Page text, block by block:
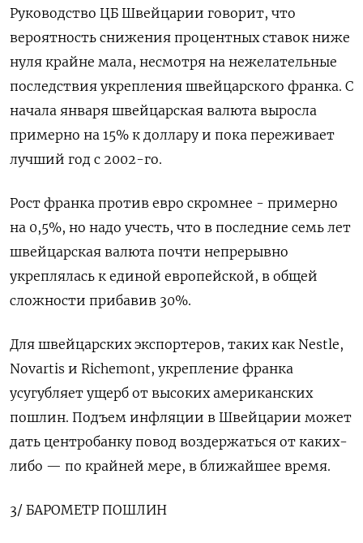
Руководство ЦБ Швейцарии говорит, что
вероятность снижения процентных ставок ниже
нуля крайне мала, несмотря на нежелательные
последствия укрепления швейцарского франка. С
начала января швейцарская валюта выросла
примерно на 15% к доллару и пока переживает
лучший год с 2002-го.
Рост франка против евро скромнее - примерно
на 0,5%, но надо учесть, что в последние семь лет
швейцарская валюта почти непрерывно
укреплялась к единой европейской, в общей
сложности прибавив 30%.
Для швейцарских экспортеров, таких как Nestle,
Novartis и Richemont, укрепление франка
усугубляет ущерб от высоких американских
пошлин. Подъем инфляции в Швейцарии может
дать центробанку повод воздержаться от каких-
либо — по крайней мере, в ближайшее время.
3/ БАРОМЕТР ПОШЛИН